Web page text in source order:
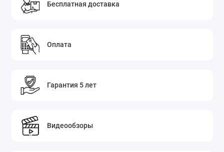
Бесплатная доставка
Оплата
Гарантия 5 лет
Видеообзоры